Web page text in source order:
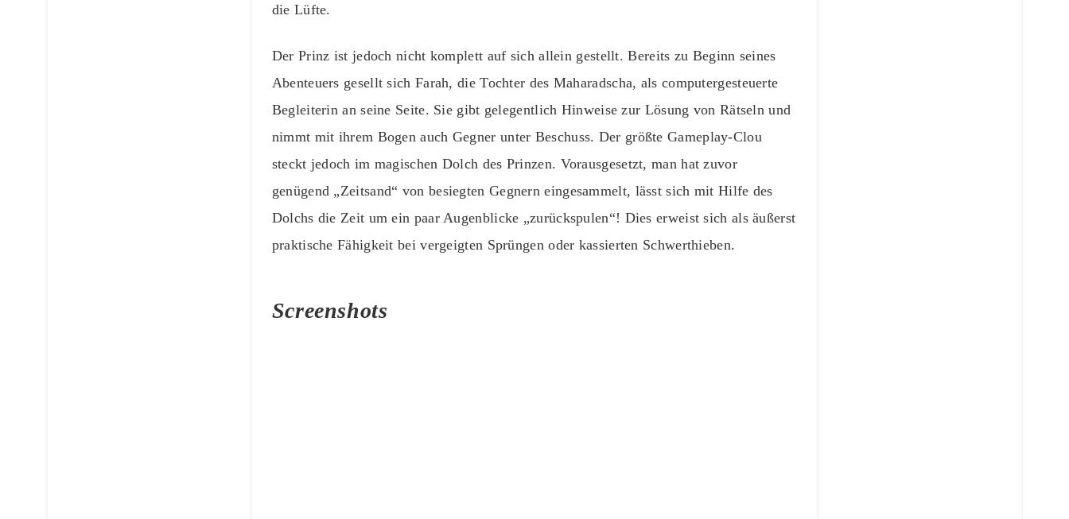
die Lüfte.
Der Prinz ist jedoch nicht komplett auf sich allein gestellt. Bereits zu Beginn seines
Abenteuers gesellt sich Farah, die Tochter des Maharadscha, als computergesteuerte
Begleiterin an seine Seite. Sie gibt gelegentlich Hinweise zur Lösung von Rätseln und
nimmt mit ihrem Bogen auch Gegner unter Beschuss. Der größte Gameplay-Clou
steckt jedoch im magischen Dolch des Prinzen. Vorausgesetzt, man hat zuvor
genügend „Zeitsand“ von besiegten Gegnern eingesammelt, lässt sich mit Hilfe des
Dolchs die Zeit um ein paar Augenblicke „zurückspulen“! Dies erweist sich als äußerst
praktische Fähigkeit bei vergeigten Sprüngen oder kassierten Schwerthieben.
Screenshots